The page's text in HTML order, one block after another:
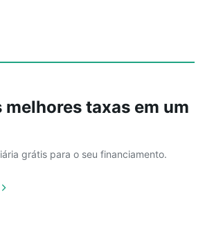
melhores taxas em um
grátis para o seu financiamento.